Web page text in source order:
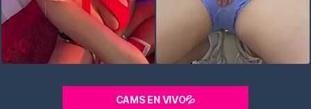
CAMS EN VIVO💦